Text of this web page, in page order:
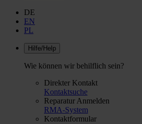
DE
EN
PL
Hilfe/Help
Wie können wir behilflich sein?
Direkter Kontakt
Kontaktsuche
Reparatur Anmelden
RMA-System
Kontaktformular